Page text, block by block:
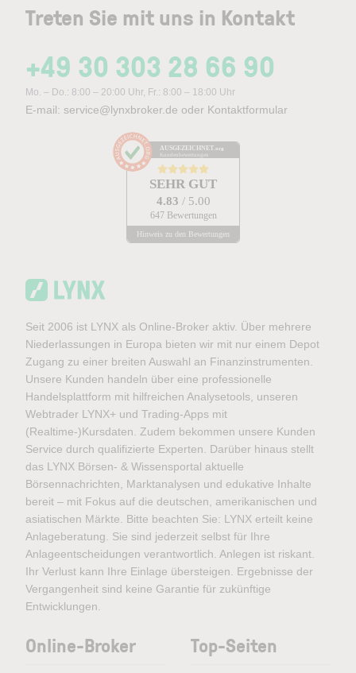
Treten Sie mit uns in Kontakt
+49 30 303 28 66 90
Mo. – Do.: 8:00 – 20:00 Uhr, Fr.: 8:00 – 18:00 Uhr
E-mail: service@lynxbroker.de oder Kontaktformular
AUSGEZEICHNET .org
Kundenbewertungen
SEHR GUT
4.83 / 5.00
647 Bewertungen
Hinweis zu den Bewertungen
Seit 2006 ist LYNX als Online-Broker aktiv. Über mehrere
Niederlassungen in Europa bieten wir mit nur einem Depot
Zugang zu einer breiten Auswahl an Finanzinstrumenten.
Unsere Kunden handeln über eine professionelle
Handelsplattform mit hilfreichen Analysetools, unseren
Webtrader LYNX+ und Trading-Apps mit
(Realtime-)Kursdaten. Zudem bekommen unsere Kunden
Service durch qualifizierte Experten. Darüber hinaus stellt
das LYNX Börsen- & Wissensportal aktuelle
Börsennachrichten, Marktanalysen und edukative Inhalte
bereit – mit Fokus auf die deutschen, amerikanischen und
asiatischen Märkte. Bitte beachten Sie: LYNX erteilt keine
Anlageberatung. Sie sind jederzeit selbst für Ihre
Anlageentscheidungen verantwortlich. Anlegen ist riskant.
Ihr Verlust kann Ihre Einlage übersteigen. Ergebnisse der
Vergangenheit sind keine Garantie für zukünftige
Entwicklungen.
Online-Broker Top-Seiten